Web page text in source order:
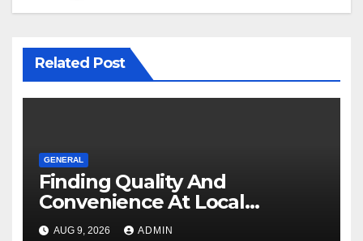
Related Post
GENERAL
Finding Quality And
Convenience At Local
Dispensaries
AUG 9, 2026 ADMIN